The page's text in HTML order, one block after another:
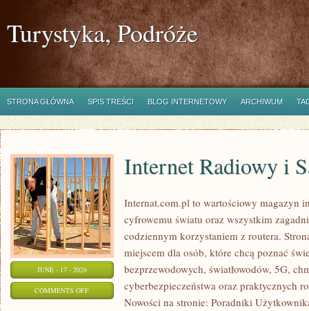
Turystyka, Podróże
STRONA GŁÓWNA SPIS TREŚCI BLOG INTERNETOWY ARCHIWUM
JUNE - 17 - 2026
COMMENTS OFFON
Internet Radiowy i
Internat.com.pl to wartościowy magazyn
cyfrowemu światu oraz wszystkim
codziennym korzystaniem z routera.
miejscem dla osób, które chcą poznać
bezprzewodowych, światłowodów, 5G,
cyberbezpieczeństwa oraz praktycznych
Nowości na stronie: Poradniki